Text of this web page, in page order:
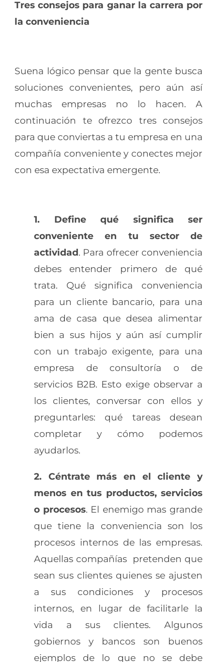
Tres consejos para ganar la carrera por
la conveniencia
Suena lógico pensar que la gente busca
soluciones convenientes, pero aún así
muchas empresas no lo hacen. A
continuación te ofrezco tres consejos
para que conviertas a tu empresa en una
compañía conveniente y conectes mejor
con esa expectativa emergente.
1. Define qué significa ser
conveniente en tu sector de
actividad. Para ofrecer conveniencia
debes entender primero de qué
trata. Qué significa conveniencia
para un cliente bancario, para una
ama de casa que desea alimentar
bien a sus hijos y aún así cumplir
con un trabajo exigente, para una
empresa de consultoría o de
servicios B2B. Esto exige observar a
los clientes, conversar con ellos y
preguntarles: qué tareas desean
completar y cómo podemos
ayudarlos.
2. Céntrate más en el cliente y
menos en tus productos, servicios
o procesos. El enemigo mas grande
que tiene la conveniencia son los
procesos internos de las empresas.
Aquellas compañías pretenden que
sean sus clientes quienes se ajusten
a sus condiciones y procesos
internos, en lugar de facilitarle la
vida a sus clientes. Algunos
gobiernos y bancos son buenos
ejemplos de lo que no se debe